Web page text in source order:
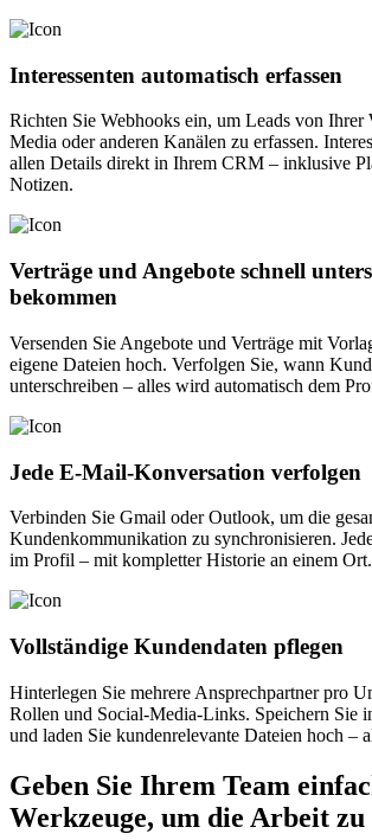
Interessenten automatisch erfassen
Richten Sie Webhooks ein, um Leads von Ihrer
Media oder anderen Kanälen zu erfassen.
allen Details direkt in Ihrem CRM – inklusive
Notizen.
Verträge und Angebote schnell
bekommen
Versenden Sie Angebote und Verträge mit
eigene Dateien hoch. Verfolgen Sie, wann
unterschreiben – alles wird automatisch dem
Jede E-Mail-Konversation verfolgen
Verbinden Sie Gmail oder Outlook, um die
Kundenkommunikation zu synchronisieren.
im Profil – mit kompletter Historie an einem Ort.
Vollständige Kundendaten pflegen
Hinterlegen Sie mehrere Ansprechpartner pro
Rollen und Social-Media-Links. Speichern Sie
und laden Sie kundenrelevante Dateien hoch –
Geben Sie Ihrem Team
Werkzeuge, um die Arbeit zu